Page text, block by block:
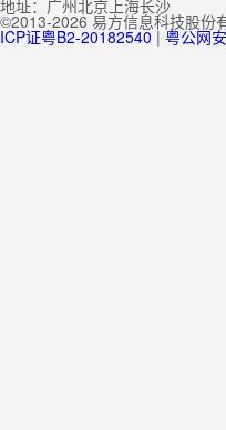
地址： 广州北京 上海长沙
©2013-2026 易方信息科技股份
ICP证粤B2-20182540 | 粤公网